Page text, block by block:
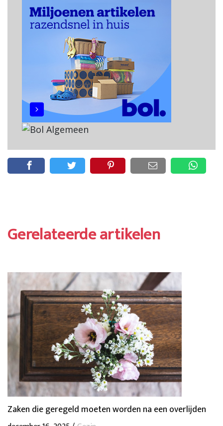
Gerelateerde artikelen
Zaken die geregeld moeten worden na een overlijden